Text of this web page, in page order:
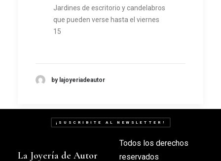
Jardines de escritorio y candelabros
que pueden verse hasta el viernes
15
by lajoyeriadeautor
¡SUSCRIBITE AL NEWSLETTER!
La Joyería de Autor
Todos los derechos
reservados